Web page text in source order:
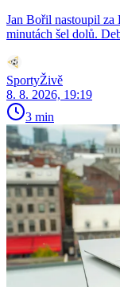
Jan Bořil nastoupil za
minutách šel dolů.
SportyŽivě
8. 8. 2026, 19:19
3 min